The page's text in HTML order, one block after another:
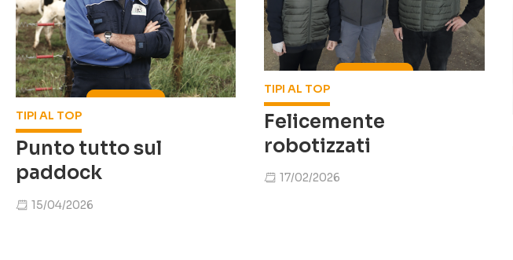
TIPI AL TOP
Punto tutto sul
paddock
15/04/2026
TIPI AL TOP
Felicemente
robotizzati
17/02/2026